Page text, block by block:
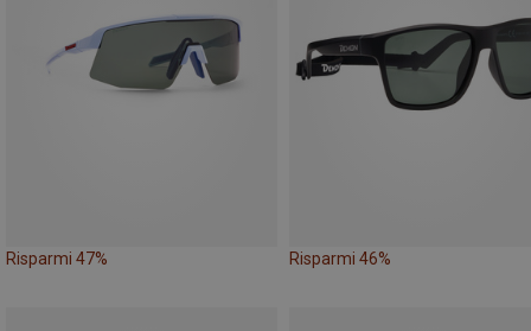
Risparmi 47% Risparmi 46%